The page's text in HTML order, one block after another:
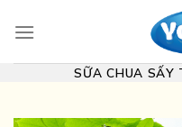
SỮA CHUA SẤY